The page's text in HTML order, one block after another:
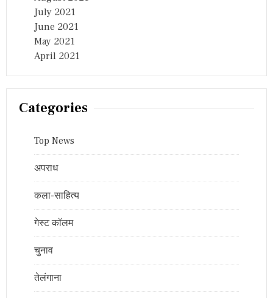
July 2021
June 2021
May 2021
April 2021
Categories
Top News
अपराध
कला-साहित्य
गेस्ट कॉलम
चुनाव
तेलंगाना